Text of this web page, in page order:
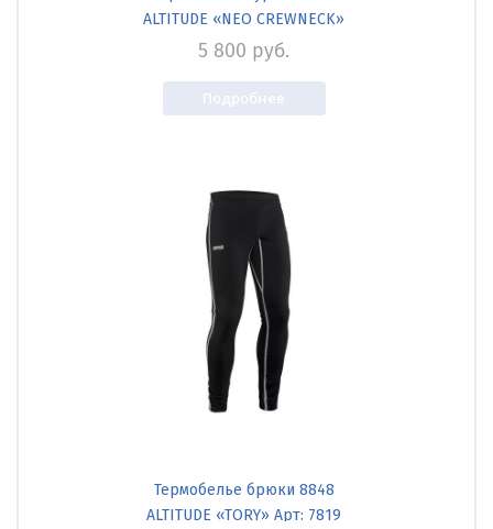
ALTITUDE «NEO CREWNECK»
Арт: 7818
5 800 руб.
Подробнее
Термобелье брюки 8848
ALTITUDE «TORY» Арт: 7819